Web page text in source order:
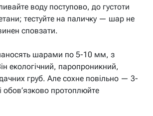
воду поступово, до густоти
тестуйте на паличку — шар не
сповзати.
шарами по 5-10 мм, з
екологічний, паропроникний,
груб. Але сохне повільно — 3-
обов’язково протоплюйте